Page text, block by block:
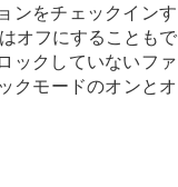
ンをチェックインす
オフにすることもで
ックしていないファ
クモードのオンとオ